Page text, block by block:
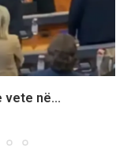
vete në...